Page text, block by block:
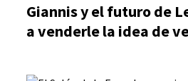
Giannis y el futuro de
a venderle la idea de